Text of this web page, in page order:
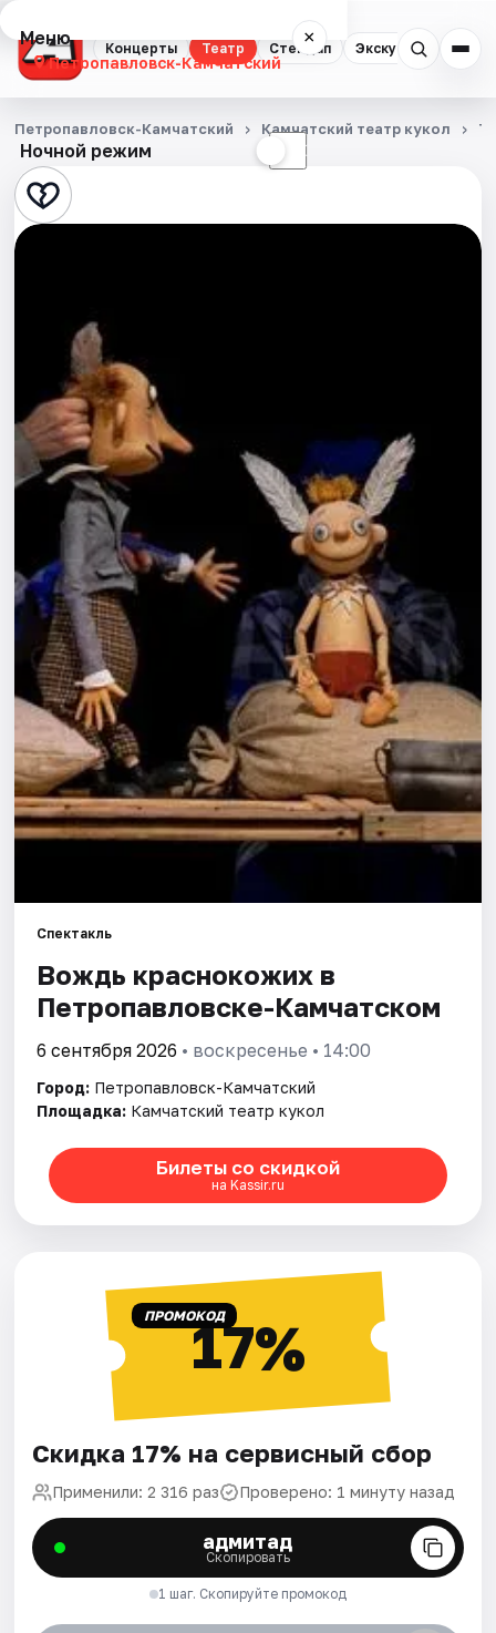
Концерты Театр Стендап Экскурсии
Меню ×
Петропавловск-Камчатский
Концерты
Театр
Стендап
События
Города
Площадки
Артисты
Рейтинги
Ночной режим ☾
Петропавловск-Камчатский Камчатский театр кукол
Спектакль
Вождь краснокожих в
Петропавловске-Камчатском
6 сентября 2026 • воскресенье • 14:00
Город: Петропавловск-Камчатский
Площадка: Камчатский театр кукол
Билеты со скидкой
на Kassir.ru
ПРОМОКОД17%
Скидка 17% на сервисный сбор
Применили: 2 316 раз Проверено: 1 минуту назад
адмитад
Скопировать
1 шаг. Скопируйте промокод